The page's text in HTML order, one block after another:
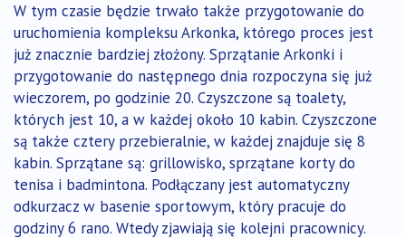
W tym czasie będzie trwało także przygotowanie do
uruchomienia kompleksu Arkonka, którego proces jest
już znacznie bardziej złożony. Sprzątanie Arkonki i
przygotowanie do następnego dnia rozpoczyna się już
wieczorem, po godzinie 20. Czyszczone są toalety,
których jest 10, a w każdej około 10 kabin. Czyszczone
są także cztery przebieralnie, w każdej znajduje się 8
kabin. Sprzątane są: grillowisko, sprzątane korty do
tenisa i badmintona. Podłączany jest automatyczny
odkurzacz w basenie sportowym, który pracuje do
godziny 6 rano. Wtedy zjawiają się kolejni pracownicy.